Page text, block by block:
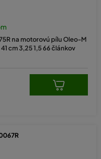
na motorovú pílu Oleo-M
cm 3,25 1,5 66 článkov